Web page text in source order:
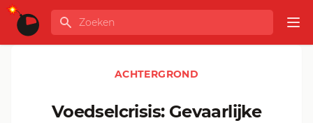
Ga naar de inhoud
GLOBALINFO
Zoeken
ACHTERGROND
Voedselcrisis: Gevaarlijke